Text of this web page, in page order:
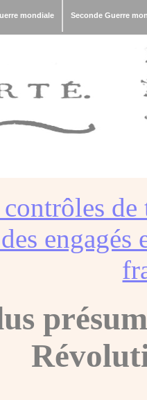
mondiale Seconde Guerre